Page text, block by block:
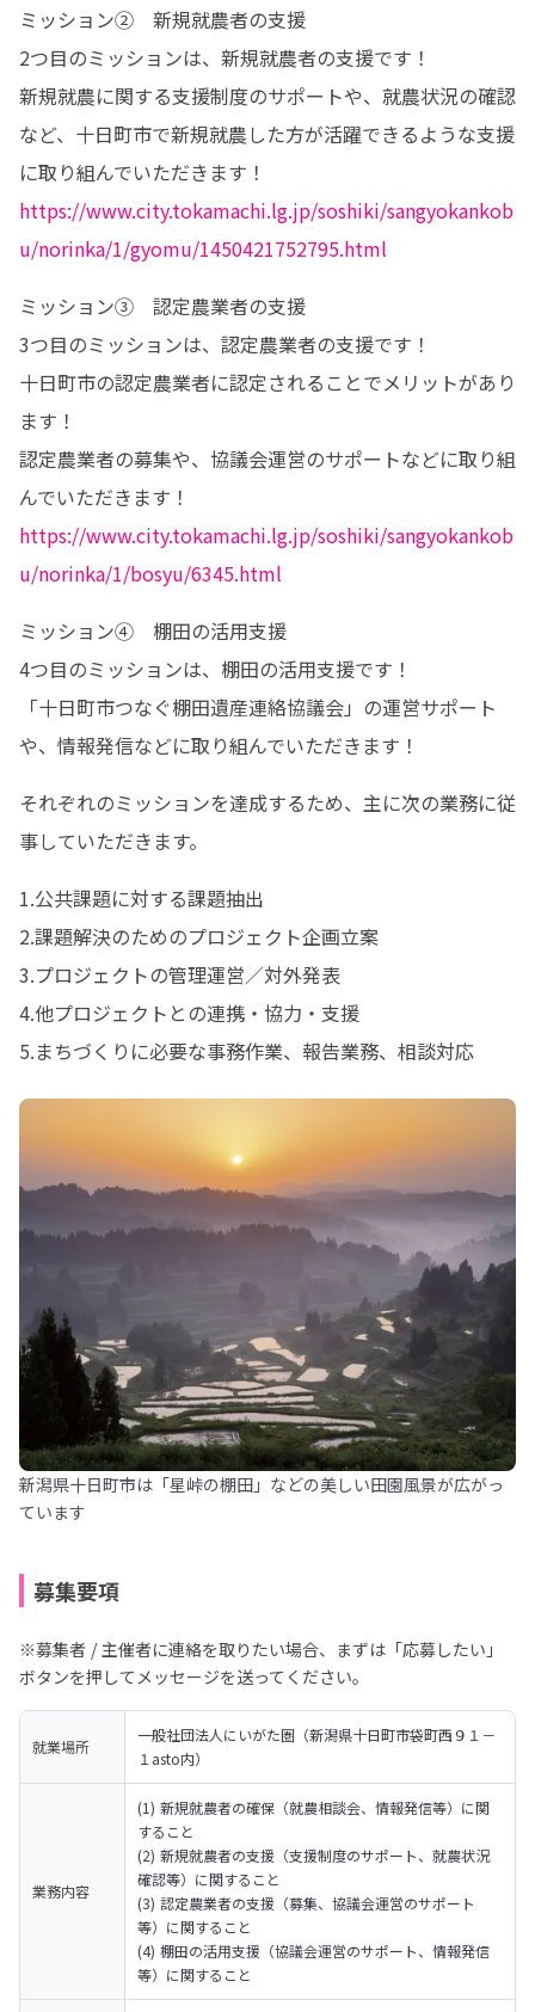
ミッション②　新規就農者の支援
2つ目のミッションは、新規就農者の支援です！
新規就農に関する支援制度のサポートや、就農状況の確認
など、十日町市で新規就農した方が活躍できるような支援
https://www.city.tokamachi.lg.jp/soshiki/sangyokankob
u/norinka/1/gyomu/1450421752795.html
ミッション③　認定農業者の支援
3つ目のミッションは、認定農業者の支援です！
十日町市の認定農業者に認定されることでメリットがあり
ます！
認定農業者の募集や、協議会運営のサポートなどに取り組
https://www.city.tokamachi.lg.jp/soshiki/sangyokankob
u/norinka/1/bosyu/6345.html
ミッション④　棚田の活用支援
4つ目のミッションは、棚田の活用支援です！
「十日町市つなぐ棚田遺産連絡協議会」の運営サポート
や、情報発信などに取り組んでいただきます！
それぞれのミッションを達成するため、主に次の業務に従
事していただきます。
1.公共課題に対する課題抽出
2.課題解決のためのプロジェクト企画立案
3.プロジェクトの管理運営／対外発表
4.他プロジェクトとの連携・協力・支援
5.まちづくりに必要な事務作業、報告業務、相談対応
新潟県十日町市は「星峠の棚田」などの美しい田園風景が広がっ
ています
募集要項
※募集者 / 主催者に連絡を取りたい場合、まずは「応募したい」
ボタンを押してメッセージを送ってください。
就業場所
一般社団法人にいがた圏（新潟県十日町市袋町西９１－
１asto内）
業務内容
(1) 新規就農者の確保（就農相談会、情報発信等）に関
すること
(2) 新規就農者の支援（支援制度のサポート、就農状況
確認等）に関すること
(3) 認定農業者の支援（募集、協議会運営のサポート
等）に関すること
(4) 棚田の活用支援（協議会運営のサポート、情報発信
等）に関すること